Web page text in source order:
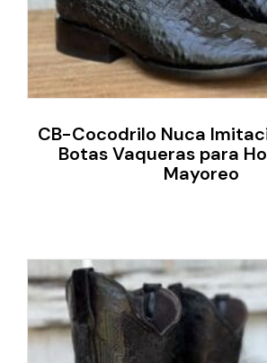
CB-Cocodrilo Nuca
Botas Vaqueras para
Mayoreo